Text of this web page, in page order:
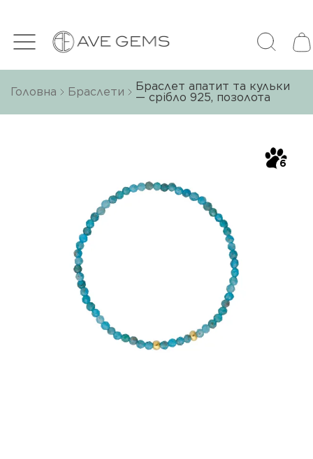
Головна Браслети
Браслет апатит та кульки
— срібло 925, позолота
6